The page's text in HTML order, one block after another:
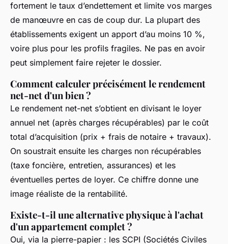
fortement le taux d’endettement et limite vos marges
de manœuvre en cas de coup dur. La plupart des
établissements exigent un apport d’au moins 10 %,
voire plus pour les profils fragiles. Ne pas en avoir
peut simplement faire rejeter le dossier.
Comment calculer précisément le rendement
net-net d'un bien ?
Le rendement net-net s’obtient en divisant le loyer
annuel net (après charges récupérables) par le coût
total d’acquisition (prix + frais de notaire + travaux).
On soustrait ensuite les charges non récupérables
(taxe foncière, entretien, assurances) et les
éventuelles pertes de loyer. Ce chiffre donne une
image réaliste de la rentabilité.
Existe-t-il une alternative physique à l'achat
d'un appartement complet ?
Oui, via la pierre-papier : les SCPI (Sociétés Civiles